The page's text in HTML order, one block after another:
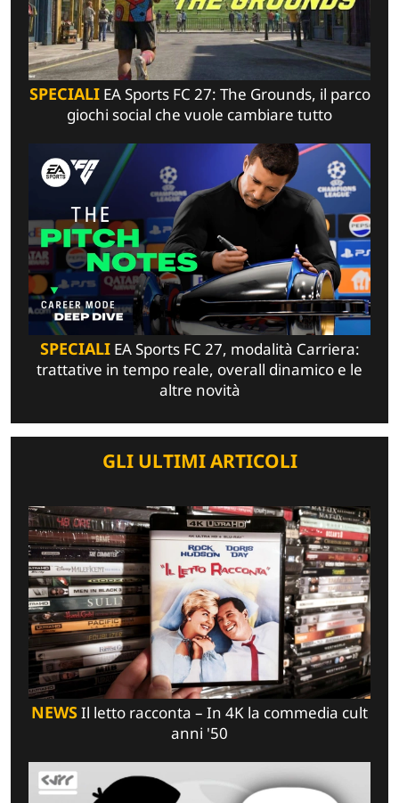
SPECIALIEA Sports FC 27: The Grounds, il parco
giochi social che vuole cambiare tutto
SPECIALIEA Sports FC 27, modalità Carriera:
trattative in tempo reale, overall dinamico e le
altre novità
GLI ULTIMI ARTICOLI
NEWSIl letto racconta – In 4K la commedia cult
anni '50